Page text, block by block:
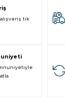
tık